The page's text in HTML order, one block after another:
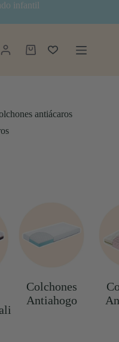
infantil
Carro
antiácaros
Colchones
Antiahogo